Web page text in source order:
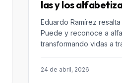
Eduardo Ramírez
Puede y reconoce a
transformando vidas a
24 de abril, 2026